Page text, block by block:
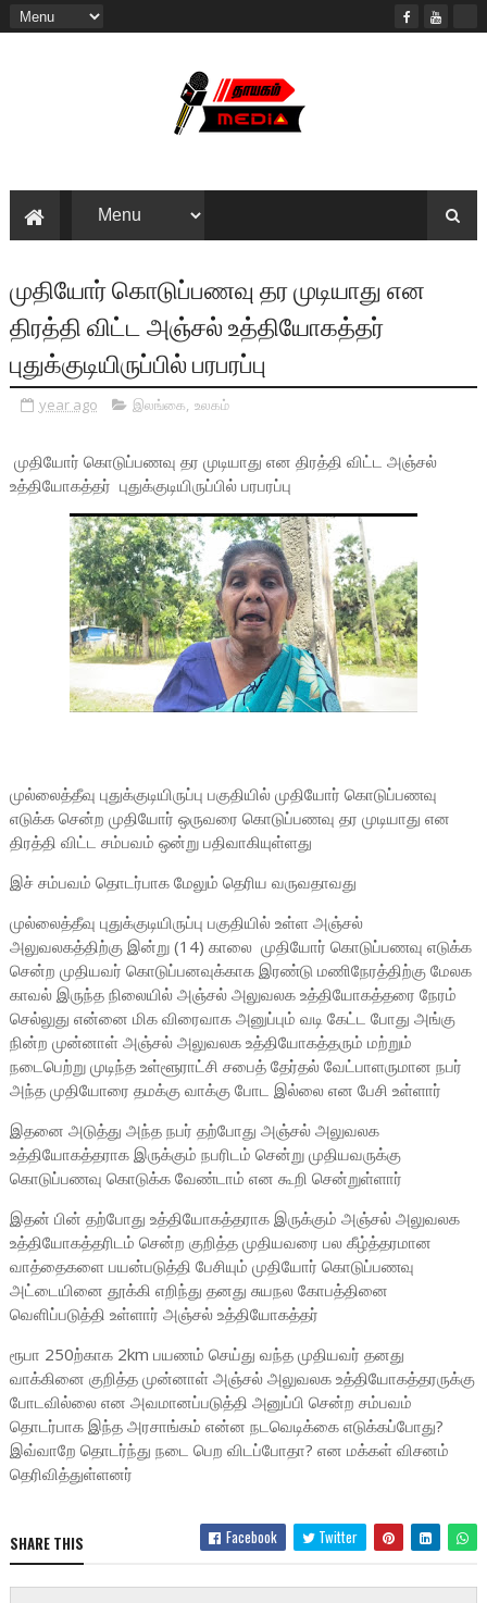
முதியோர் கொடுப்பணவு தர முடியாது என
திரத்தி விட்ட அஞ்சல் உத்தியோகத்தர்
புதுக்குடியிருப்பில் பரபரப்பு
year ago இலங்கை, உலகம்
முதியோர் கொடுப்பணவு தர முடியாது என திரத்தி விட்ட அஞ்சல்
உத்தியோகத்தர் புதுக்குடியிருப்பில் பரபரப்பு
முல்லைத்தீவு புதுக்குடியிருப்பு பகுதியில் முதியோர் கொடுப்பணவு
எடுக்க சென்ற முதியோர் ஒருவரை கொடுப்பணவு தர முடியாது என
திரத்தி விட்ட சம்பவம் ஒன்று பதிவாகியுள்ளது
இச் சம்பவம் தொடர்பாக மேலும் தெரிய வருவதாவது
முல்லைத்தீவு புதுக்குடியிருப்பு பகுதியில் உள்ள அஞ்சல்
அலுவலகத்திற்கு இன்று (14) காலை முதியோர் கொடுப்பணவு எடுக்க
சென்ற முதியவர் கொடுப்பனவுக்காக இரண்டு மணிநேரத்திற்கு மேலக
காவல் இருந்த நிலையில் அஞ்சல் அலுவலக உத்தியோகத்தரை நேரம்
செல்லுது என்னை மிக விரைவாக அனுப்பும் வடி கேட்ட போது அங்கு
நின்ற முன்னாள் அஞ்சல் அலுவலக உத்தியோகத்தரும் மற்றும்
நடைபெற்று முடிந்த உள்ளூராட்சி சபைத் தேர்தல் வேட்பாளருமான நபர்
அந்த முதியோரை தமக்கு வாக்கு போட இல்லை என பேசி உள்ளார்
இதனை அடுத்து அந்த நபர் தற்போது அஞ்சல் அலுவலக
உத்தியோகத்தராக இருக்கும் நபரிடம் சென்று முதியவருக்கு
கொடுப்பணவு கொடுக்க வேண்டாம் என கூறி சென்றுள்ளார்
இதன் பின் தற்போது உத்தியோகத்தராக இருக்கும் அஞ்சல் அலுவலக
உத்தியோகத்தரிடம் சென்ற குறித்த முதியவரை பல கீழ்த்தரமான
வாத்தைகளை பயன்படுத்தி பேசியும் முதியோர் கொடுப்பணவு
அட்டையினை தூக்கி எறிந்து தனது சுயநல கோபத்தினை
வெளிப்படுத்தி உள்ளார் அஞ்சல் உத்தியோகத்தர்
ரூபா 250ற்காக 2km பயணம் செய்து வந்த முதியவர் தனது
வாக்கினை குறித்த முன்னாள் அஞ்சல் அலுவலக உத்தியோகத்தரருக்கு
போடவில்லை என அவமானப்படுத்தி அனுப்பி சென்ற சம்பவம்
தொடர்பாக இந்த அரசாங்கம் என்ன நடவெடிக்கை எடுக்கப்போது?
இவ்வாறே தொடர்ந்து நடை பெற விடப்போதா? என மக்கள் விசனம்
தெரிவித்துள்ளனர்
SHARE THIS Facebook Twitter